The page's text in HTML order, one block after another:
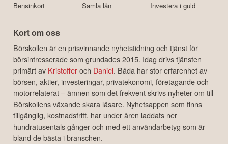
Bensinkort
Samla lån
Investera i guld
Kort om oss
Börskollen är en prisvinnande nyhetstidning och tjänst för
börsintresserade som grundades 2015. Idag drivs tjänsten
primärt av Kristofferoch Daniel. Båda har stor erfarenhet av
börsen, aktier, investeringar, privatekonomi, företagande och
motorrelaterat – ämnen som det frekvent skrivs nyheter om till
Börskollens växande skara läsare. Nyhetsappen som finns
tillgänglig, kostnadsfritt, har under åren laddats ner
hundratusentals gånger och med ett användarbetyg som är
bland de bästa i branschen.